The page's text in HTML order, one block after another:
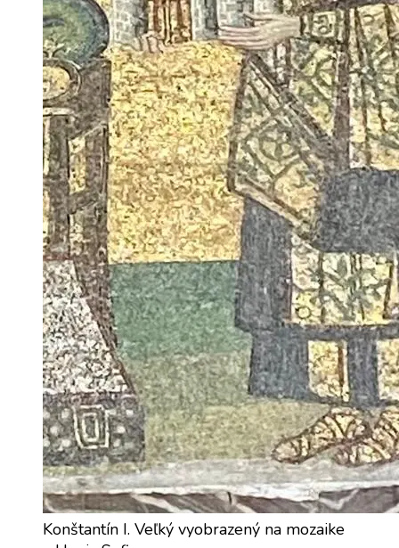
Konštantín I. Veľký vyobrazený na mozaike